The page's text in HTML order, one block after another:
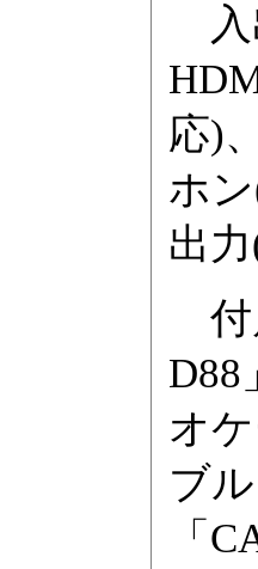
入
応)
ホ
出
付
D88
オ
ブ
「